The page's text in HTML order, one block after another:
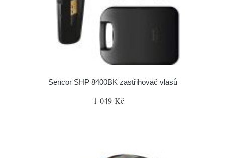
Sencor SHP 8400BK zastřihovač vlasů
1 049 Kč